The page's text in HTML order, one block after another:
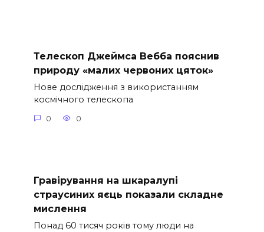
Телескоп Джеймса Вебба пояснив
природу «малих червоних цяток»
Нове дослідження з використанням
космічного телескопа
0 0
Гравірування на шкаралупі
страусиних яєць показали складне
мислення
Понад 60 тисяч років тому люди на